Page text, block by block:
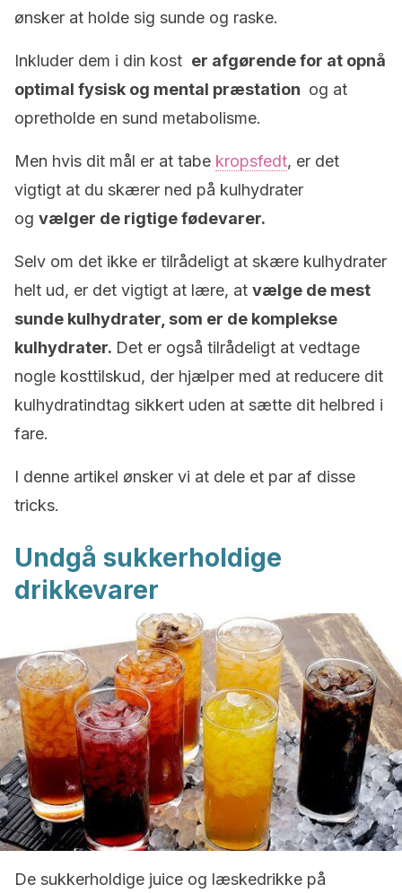
ønsker at holde sig sunde og raske.
Inkluder dem i din kost er afgørende for at opnå
optimal fysisk og mental præstation og at
opretholde en sund metabolisme.
Men hvis dit mål er at tabe kropsfedt, er det
vigtigt at du skærer ned på kulhydrater
og vælger de rigtige fødevarer.
Selv om det ikke er tilrådeligt at skære kulhydrater
helt ud, er det vigtigt at lære, at vælge de mest
sunde kulhydrater, som er de komplekse
kulhydrater. Det er også tilrådeligt at vedtage
nogle kosttilskud, der hjælper med at reducere dit
kulhydratindtag sikkert uden at sætte dit helbred i
fare.
I denne artikel ønsker vi at dele et par af disse
tricks.
Undgå sukkerholdige
drikkevarer
De sukkerholdige juice og læskedrikke på